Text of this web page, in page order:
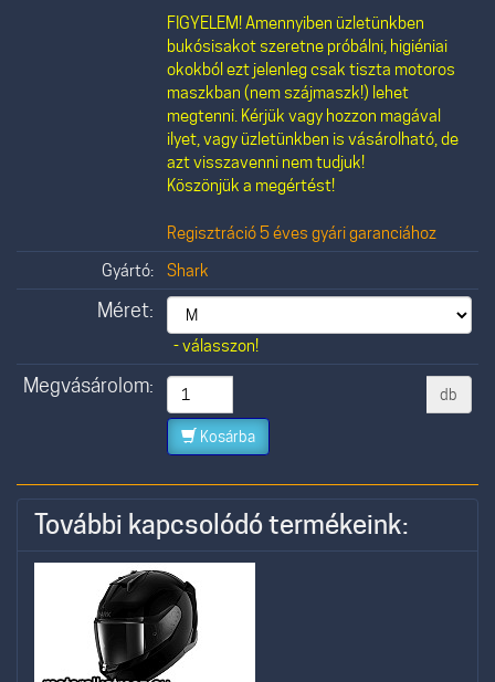
FIGYELEM! Amennyiben üzletünkben
bukósisakot szeretne próbálni, higiéniai
okokból ezt jelenleg csak tiszta motoros
maszkban (nem szájmaszk!) lehet
megtenni. Kérjük vagy hozzon magával
ilyet, vagy üzletünkben is vásárolható, de
azt visszavenni nem tudjuk!
Köszönjük a megértést!
Regisztráció 5 éves gyári garanciához
Gyártó:
Shark
Méret:
- válasszon!
Megvásárolom: db
Kosárba
További kapcsolódó termékeink: